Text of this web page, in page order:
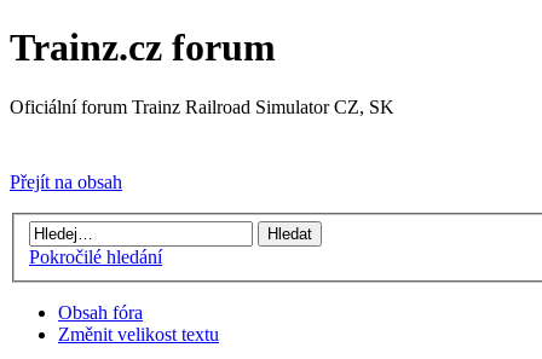
Trainz.cz forum
Oficiální forum Trainz Railroad Simulator CZ, SK
Přejít na obsah
Pokročilé hledání
Obsah fóra
Změnit velikost textu